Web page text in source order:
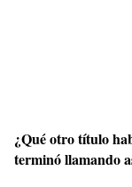
¿Qué otro título
terminó llamando